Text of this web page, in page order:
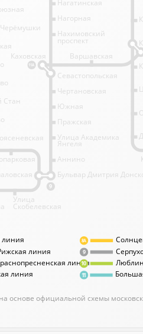
линия
линия
линия
линия
основе официальной схемы
9
10
8А
11
11А
9
Стан
Нагатинская
Нагорная
Нахимовский
проспект
Севастопольская
Чертановская
Южная
Пражская
Улица Академика
Янгеля
Аннино
Бульвар Дмитрия
Варшавская
Улица
Скобелевская
Каховская